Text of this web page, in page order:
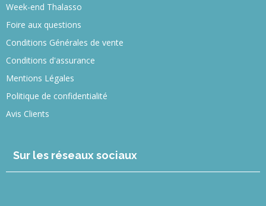
Week-end Thalasso
Foire aux questions
Conditions Générales de vente
Conditions d'assurance
Mentions Légales
Politique de confidentialité
Avis Clients
Sur les réseaux sociaux